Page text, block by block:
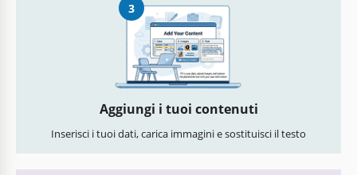
3
Aggiungi i tuoi contenuti
Inserisci i tuoi dati, carica immagini e sostituisci il testo